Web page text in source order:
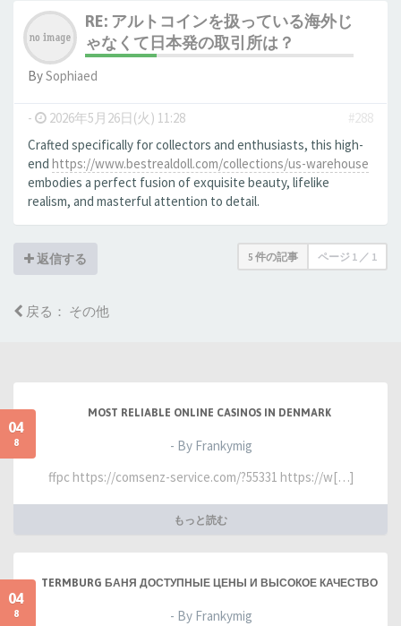
RE: アルトコインを扱っている海外じ
ゃなくて日本発の取引所は？
BySophiaed
- 2026年5月26日(火) 11:28
#288
Crafted specifically for collectors and enthusiasts, this high-
end https://www.bestrealdoll.com/collections/us-warehouse
embodies a perfect fusion of exquisite beauty, lifelike
realism, and masterful attention to detail.
返信する 5 件の記事 ページ 1 ／ 1
戻る： その他
04
8
MOST RELIABLE ONLINE CASINOS IN DENMARK
- By Frankymig
ffpc https://comsenz-service.com/?55331 https://w[…]
もっと読む
04
8
TERMBURG БАНЯ ДОСТУПНЫЕ ЦЕНЫ И ВЫСОКОЕ КАЧЕСТВО
- By Frankymig